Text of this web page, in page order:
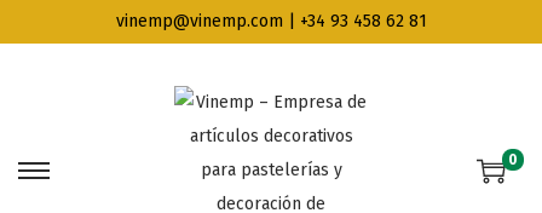
vinemp@vinemp.com | +34 93 458 62 81
0